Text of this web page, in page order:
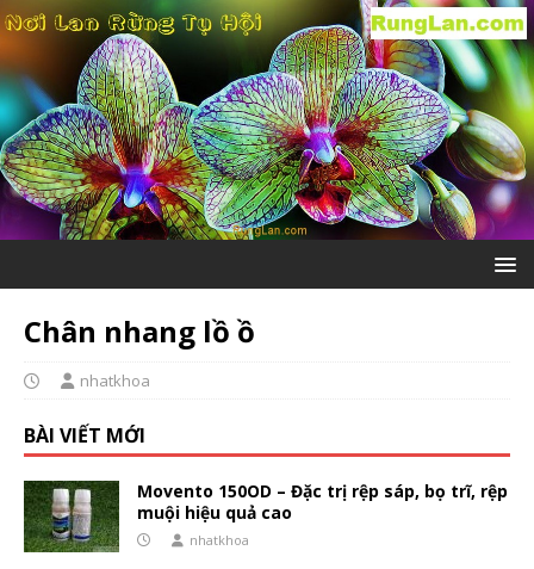
Chân nhang lồ ồ
nhatkhoa
BÀI VIẾT MỚI
Movento 150OD – Đặc trị rệp sáp, bọ trĩ, rệp
muội hiệu quả cao
nhatkhoa